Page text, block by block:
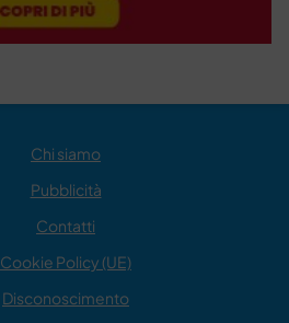
Chi siamo
Pubblicità
Contatti
Cookie Policy (UE)
Disconoscimento